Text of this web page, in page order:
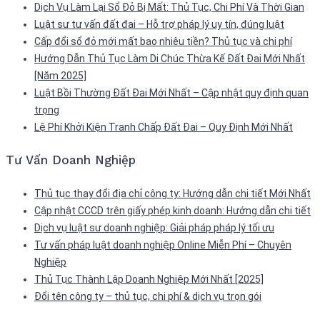
Dịch Vụ Làm Lại Sổ Đỏ Bị Mất: Thủ Tục, Chi Phí Và Thời Gian
Luật sư tư vấn đất đai – Hỗ trợ pháp lý uy tín, đúng luật
Cấp đổi sổ đỏ mới mất bao nhiêu tiền? Thủ tục và chi phí
Hướng Dẫn Thủ Tục Làm Di Chúc Thừa Kế Đất Đai Mới Nhất
[Năm 2025]
Luật Bồi Thường Đất Đai Mới Nhất – Cập nhật quy định quan
trọng
Lệ Phí Khởi Kiện Tranh Chấp Đất Đai – Quy Định Mới Nhất
Tư Vấn Doanh Nghiệp
Thủ tục thay đổi địa chỉ công ty: Hướng dẫn chi tiết Mới Nhất
Cập nhật CCCD trên giấy phép kinh doanh: Hướng dẫn chi tiết
Dịch vụ luật sư doanh nghiệp: Giải pháp pháp lý tối ưu
Tư vấn pháp luật doanh nghiệp Online Miễn Phí – Chuyên
Nghiệp
Thủ Tục Thành Lập Doanh Nghiệp Mới Nhất [2025]
Đổi tên công ty – thủ tục, chi phí & dịch vụ trọn gói